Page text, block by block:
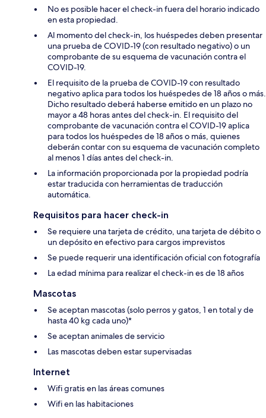
No es posible hacer el check-in fuera del horario indicado
en esta propiedad.
Al momento del check-in, los huéspedes deben presentar
una prueba de COVID-19 (con resultado negativo) o un
comprobante de su esquema de vacunación contra el
COVID-19.
El requisito de la prueba de COVID-19 con resultado
negativo aplica para todos los huéspedes de 18 años o más.
Dicho resultado deberá haberse emitido en un plazo no
mayor a 48 horas antes del check-in. El requisito del
comprobante de vacunación contra el COVID-19 aplica
para todos los huéspedes de 18 años o más, quienes
deberán contar con su esquema de vacunación completo
al menos 1 días antes del check-in.
La información proporcionada por la propiedad podría
estar traducida con herramientas de traducción
automática.
Requisitos para hacer check-in
Se requiere una tarjeta de crédito, una tarjeta de débito o
un depósito en efectivo para cargos imprevistos
Se puede requerir una identificación oficial con fotografía
La edad mínima para realizar el check-in es de 18 años
Mascotas
Se aceptan mascotas (solo perros y gatos, 1 en total y de
hasta 40 kg cada uno)*
Se aceptan animales de servicio
Las mascotas deben estar supervisadas
Internet
Wifi gratis en las áreas comunes
Wifi en las habitaciones